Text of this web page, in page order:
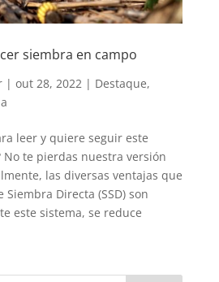
siembra en campo
| out 28, 2022 | Destaque,
leer y quiere seguir este
No te pierdas nuestra versión
las diversas ventajas que
Directa (SSD) son
este sistema, se reduce